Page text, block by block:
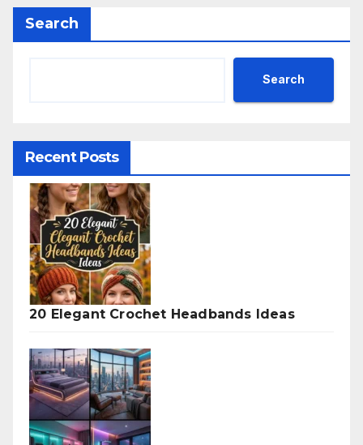
Search
Search
Recent Posts
20 Elegant Crochet Headbands Ideas